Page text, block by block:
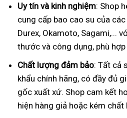
Uy tín và kinh nghiệm: Shop
cung cấp bao cao su của
Durex, Okamoto, Sagami,...
thước và công dụng, phù
Chất lượng đảm bảo: Tất cả
khẩu chính hãng, có đầy đủ
gốc xuất xứ. Shop cam kết
hiện hàng giả hoặc kém chất